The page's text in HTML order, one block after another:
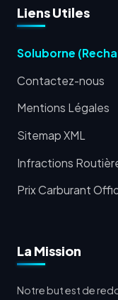
Liens Utiles
Soluborne
Contactez-nous
Mentions Légales
Sitemap XML
Infractions
Prix Carburant
La Mission
Notre but est de